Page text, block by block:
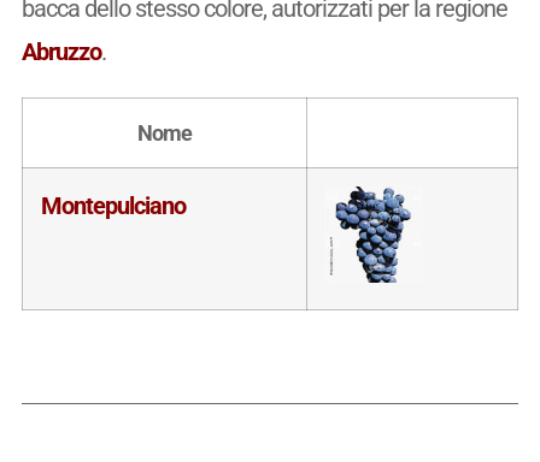
bacca dello stesso colore, autorizzati per la regione
Abruzzo.
Nome
Montepulciano